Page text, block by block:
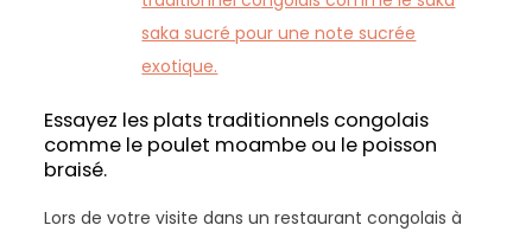
saka sucré pour une note sucrée
exotique.
Essayez les plats traditionnels congolais
comme le poulet moambe ou le poisson
braisé.
Lors de votre visite dans un restaurant congolais à